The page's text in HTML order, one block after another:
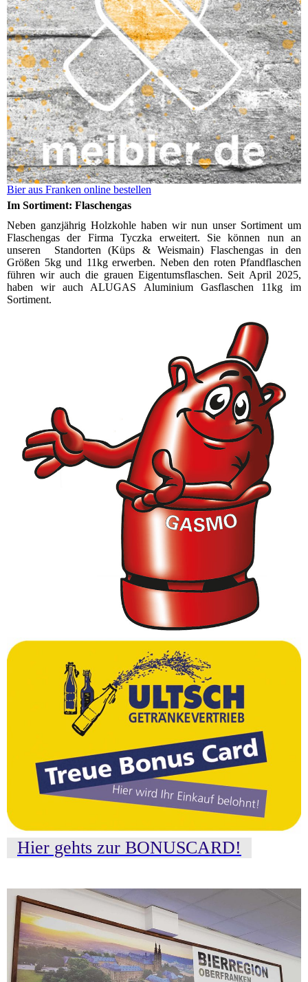
Bier aus Franken online bestellen
Im Sortiment: Flaschengas
Neben ganzjährig Holzkohle haben wir nun unser Sortiment um
Flaschengas der Firma Tyczka erweitert. Sie können nun an
unseren Standorten (Küps & Weismain) Flaschengas in den
Größen 5kg und 11kg erwerben. Neben den roten Pfandflaschen
führen wir auch die grauen Eigentumsflaschen. Seit April 2025,
haben wir auch ALUGAS Aluminium Gasflaschen 11kg im
Sortiment.
Hier gehts zur BONUSCARD!